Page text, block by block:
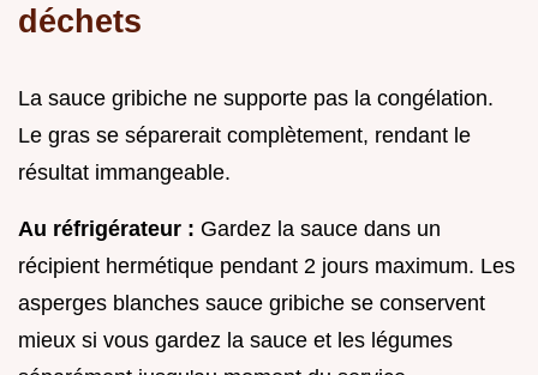
déchets
La sauce gribiche ne supporte pas la congélation.
Le gras se séparerait complètement, rendant le
résultat immangeable.
Au réfrigérateur : Gardez la sauce dans un
récipient hermétique pendant 2 jours maximum. Les
asperges blanches sauce gribiche se conservent
mieux si vous gardez la sauce et les légumes